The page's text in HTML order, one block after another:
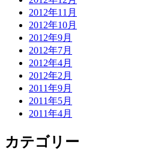
2012年11月
2012年10月
2012年9月
2012年7月
2012年4月
2012年2月
2011年9月
2011年5月
2011年4月
カテゴリー